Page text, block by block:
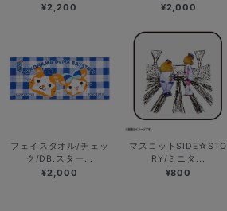
¥2,200 ¥2,000
フェイスタオル/チェッ
ク/DB.スター...
¥2,000
マスコットSIDE☆STO
RY/ミニタ...
¥800